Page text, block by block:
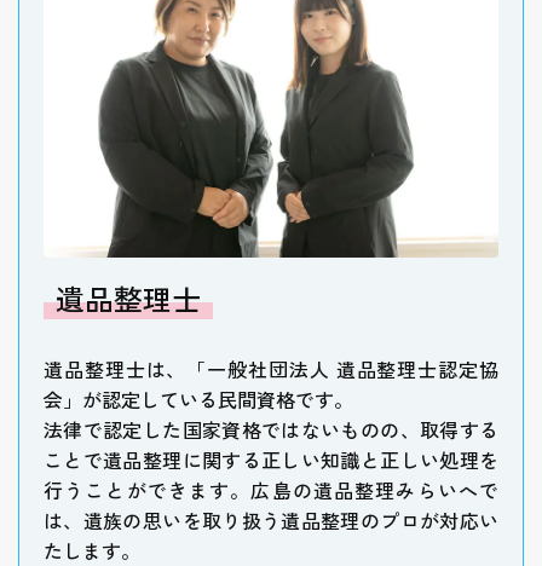
遺品整理士
遺品整理士は、「一般社団法人 遺品整理士認定協
会」が認定している民間資格です。
法律で認定した国家資格ではないものの、取得する
ことで遺品整理に関する正しい知識と正しい処理を
行うことができます。広島の遺品整理みらいへで
は、遺族の思いを取り扱う遺品整理のプロが対応い
たします。